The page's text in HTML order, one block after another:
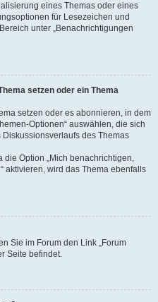
eines Themas oder eines
für Lesezeichen und
unter „Benachrichtigungen
setzen oder ein Thema
setzen oder es abonnieren, in dem
Optionen“ auswählen, die sich
des Themas
die Option „Mich benachrichtigen,
aktivieren, wird das Thema ebenfalls
Sie im Forum den Link „Forum
Seite befindet.